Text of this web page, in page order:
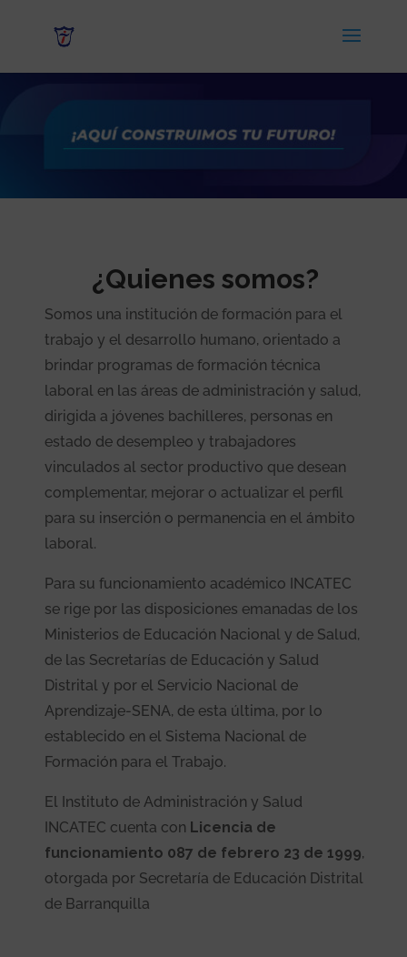
¿Quienes somos?
Somos una institución de formación para el
trabajo y el desarrollo humano, orientado a
brindar programas de formación técnica
laboral en las áreas de administración y salud,
dirigida a jóvenes bachilleres, personas en
estado de desempleo y trabajadores
vinculados al sector productivo que desean
complementar, mejorar o actualizar el perfil
para su inserción o permanencia en el ámbito
laboral.
Para su funcionamiento académico INCATEC
se rige por las disposiciones emanadas de los
Ministerios de Educación Nacional y de Salud,
de las Secretarías de Educación y Salud
Distrital y por el Servicio Nacional de
Aprendizaje-SENA, de esta última, por lo
establecido en el Sistema Nacional de
Formación para el Trabajo.
El Instituto de Administración y Salud
INCATEC cuenta con Licencia de
funcionamiento 087 de febrero 23 de 1999,
otorgada por Secretaría de Educación Distrital
de Barranquilla